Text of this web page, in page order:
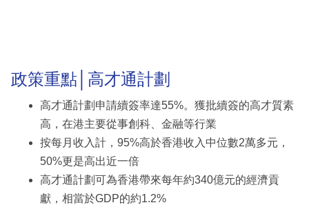
政策重點│高才通計劃
高才通計劃申請續簽率達55%。獲批續簽的高才質素
高，在港主要從事創科、金融等行業
按每月收入計，95%高於香港收入中位數2萬多元，
50%更是高出近一倍
高才通計劃可為香港帶來每年約340億元的經濟貢
獻，相當於GDP的約1.2%